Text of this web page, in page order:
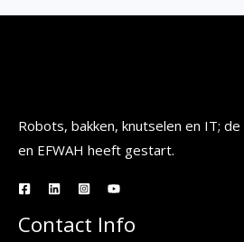
Robots, bakken, knutselen en IT;
en EFWAH heeft gestart.
Contact Info